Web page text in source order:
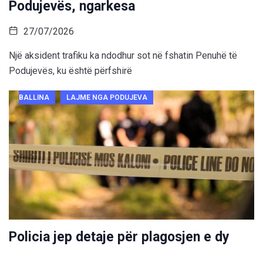
Podujevës, ngarkesa
27/07/2026
Një aksident trafiku ka ndodhur sot në fshatin Penuhë të
Podujevës, ku është përfshirë
BALLINA LAJME NGA PODUJEVA
Policia jep detaje për plagosjen e dy